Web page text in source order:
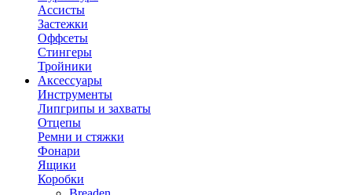
Ассисты
Застежки
Оффсеты
Стингеры
Тройники
Аксессуары
Инструменты
Липгрипы и захваты
Отцепы
Ремни и стяжки
Фонари
Ящики
Коробки